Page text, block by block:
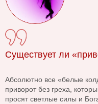
Существует ли
Абсолютно все «белые
приворот без греха,
просят светлые силы и